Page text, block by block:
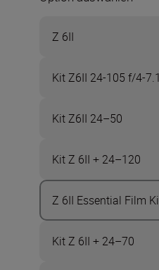
Z 6II
Kit Z6II 24-105 f/4-7.1
Kit Z6II 24–50
Kit Z 6II + 24–120
Z 6II Essential Film
Kit Z 6II + 24–70